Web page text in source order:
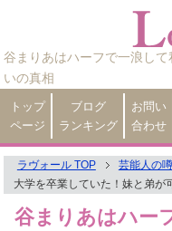
谷まりあはハーフで一浪し
いの真相
トップ
ページ
ブログ
ランキング
お問い
合わせ
ラヴォール TOP 芸能人の
大学を卒業していた！妹と弟が
谷まりあはハー